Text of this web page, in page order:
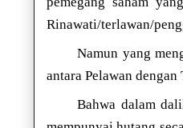
Rinawati/terlawan/
Namun yang
antara Pelawan
Bahwa dalam